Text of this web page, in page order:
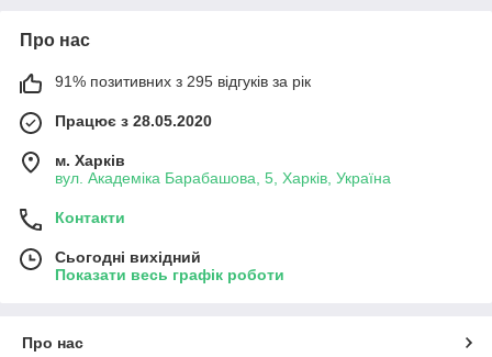
Про нас
91% позитивних з 295 відгуків за рік
Працює з 28.05.2020
м. Харків
вул. Академіка Барабашова, 5, Харків, Україна
Контакти
Сьогодні вихідний
Показати весь графік роботи
Про нас